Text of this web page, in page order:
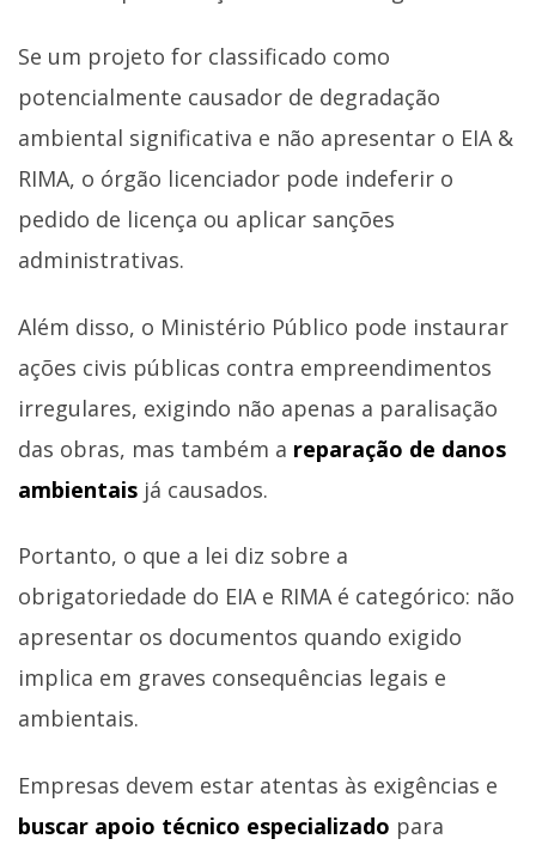
Se um projeto for classificado como
potencialmente causador de degradação
ambiental significativa e não apresentar o EIA &
RIMA, o órgão licenciador pode indeferir o
pedido de licença ou aplicar sanções
administrativas.
Além disso, o Ministério Público pode instaurar
ações civis públicas contra empreendimentos
irregulares, exigindo não apenas a paralisação
das obras, mas também a reparação de danos
ambientais já causados.
Portanto, o que a lei diz sobre a
obrigatoriedade do EIA e RIMA é categórico: não
apresentar os documentos quando exigido
implica em graves consequências legais e
ambientais.
Empresas devem estar atentas às exigências e
buscar apoio técnico especializado para